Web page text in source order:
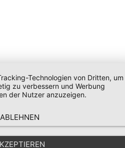
Technologien von Dritten, um
zu verbessern und Werbung
der Nutzer anzuzeigen.
ABLEHNEN